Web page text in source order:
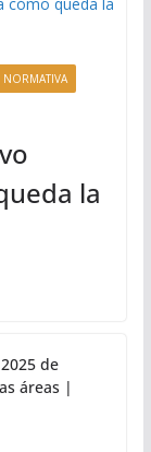
NORMATIVA
la
de
áreas |